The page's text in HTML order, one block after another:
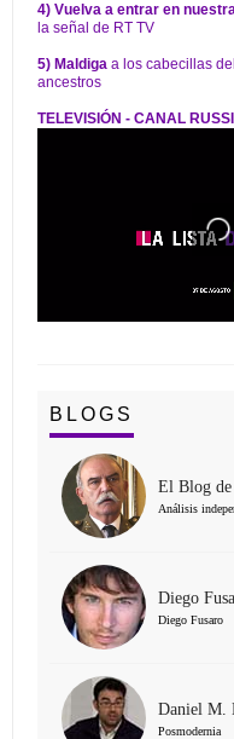
4) Vuelva a entrar en
la señal de RT TV
5) Maldiga a los cabecillas
ancestros
TELEVISIÓN - CANAL
BLOGS
El Blog de
Análisis
Diego
Diego Fusaro
Daniel M.
Posmodernia